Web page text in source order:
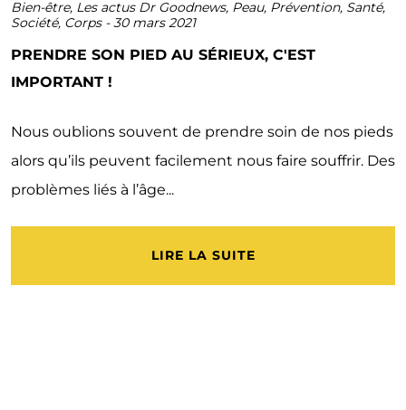
Bien-être, Les actus Dr Goodnews, Peau, Prévention, Santé,
Société, Corps-30 mars 2021
PRENDRE SON PIED AU SÉRIEUX, C'EST
IMPORTANT !
Nous oublions souvent de prendre soin de nos pieds
alors qu’ils peuvent facilement nous faire souffrir. Des
problèmes liés à l’âge...
LIRE LA SUITE